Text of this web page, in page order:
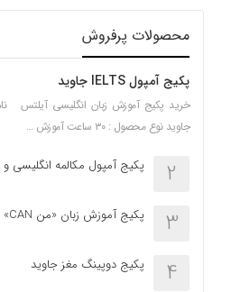
محصولات پرفروش
پکیج آمپول IELTS جاوید
جاوید نوع محصول : ۳۰ ساعت آموزش …
2 پکیج آمپول مکالمه انگلیسی و 1000 لغت
3 پکیج آموزش زبان «من CAN» (ویژه کودکان)
4 پکیج دوپینگ مغز جاوید